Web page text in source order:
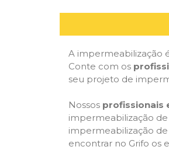
A impermeabilização
Conte com os
seu projeto de
Nossos profissionais
impermeabilização
impermeabilização
encontrar no Grifo os